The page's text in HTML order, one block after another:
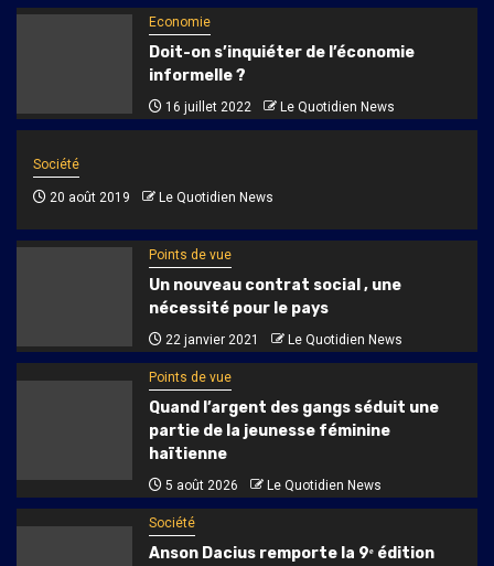
Economie
Doit-on s’inquiéter de l’économie
informelle ?
16 juillet 2022 Le Quotidien News
Société
20 août 2019 Le Quotidien News
Points de vue
Un nouveau contrat social , une
nécessité pour le pays
22 janvier 2021 Le Quotidien News
Points de vue
Quand l’argent des gangs séduit une
partie de la jeunesse féminine
haïtienne
5 août 2026 Le Quotidien News
Société
Anson Dacius remporte la 9ᵉ édition